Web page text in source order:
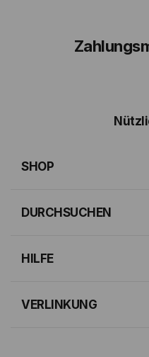
SHOP
DURCHSUCHEN
HILFE
VERLINKUNG